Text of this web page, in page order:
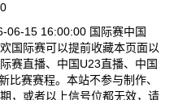
06-15 16:00:00 国际赛中国
国际赛可以提前收藏本页面以
赛直播、中国U23直播、中国
比赛赛程。本站不参与制作、
，或者以上信号位都无效，请